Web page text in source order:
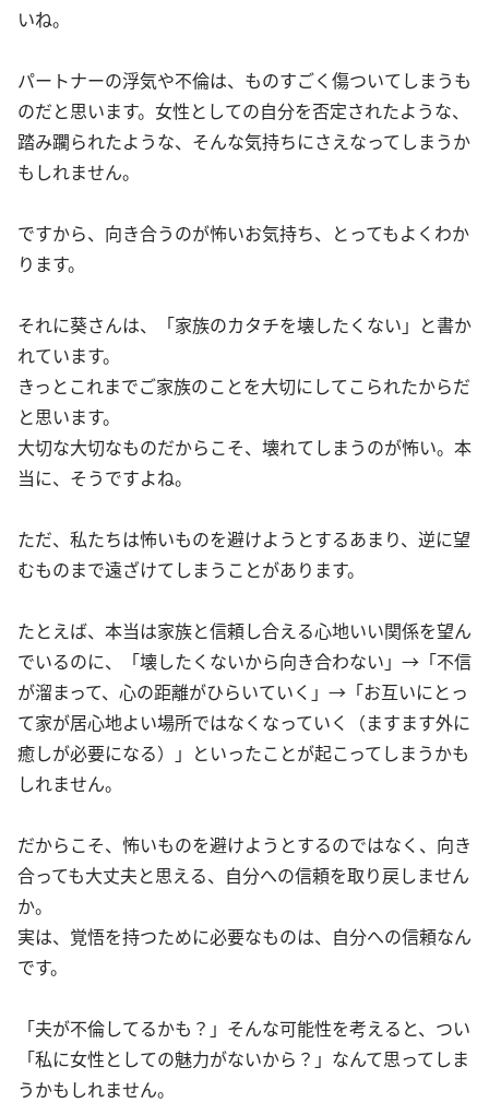
いね。
パートナーの浮気や不倫は、ものすごく傷ついてしまうも
のだと思います。女性としての自分を否定されたような、
踏み躙られたような、そんな気持ちにさえなってしまうか
もしれません。
ですから、向き合うのが怖いお気持ち、とってもよくわか
ります。
それに葵さんは、「家族のカタチを壊したくない」と書か
れています。
きっとこれまでご家族のことを大切にしてこられたからだ
と思います。
大切な大切なものだからこそ、壊れてしまうのが怖い。本
当に、そうですよね。
ただ、私たちは怖いものを避けようとするあまり、逆に望
むものまで遠ざけてしまうことがあります。
たとえば、本当は家族と信頼し合える心地いい関係を望ん
でいるのに、「壊したくないから向き合わない」→「不信
が溜まって、心の距離がひらいていく」→「お互いにとっ
て家が居心地よい場所ではなくなっていく（ますます外に
癒しが必要になる）」といったことが起こってしまうかも
しれません。
だからこそ、怖いものを避けようとするのではなく、向き
合っても大丈夫と思える、自分への信頼を取り戻しません
か。
実は、覚悟を持つために必要なものは、自分への信頼なん
です。
「夫が不倫してるかも？」そんな可能性を考えると、つい
「私に女性としての魅力がないから？」なんて思ってしま
うかもしれません。